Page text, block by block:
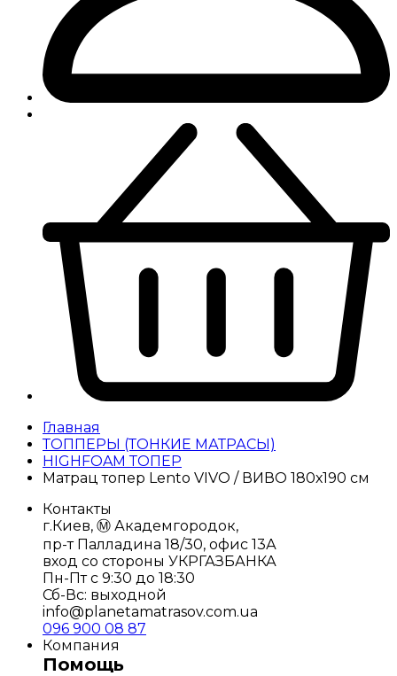
Главная
ТОППЕРЫ (ТОНКИЕ МАТРАСЫ)
HIGHFOAM ТОПЕР
Матрац топер Lento VIVO / ВИВО 180х190 см
Контакты
г.Киев, Ⓜ️ Академгородок,
пр-т Палладина 18/30, офис 13А
вход со стороны УКРГАЗБАНКА
Пн-Пт с 9:30 до 18:30
Сб-Вс: выходной
info@planetamatrasov.com.ua
096 900 08 87
Компания
Помощь